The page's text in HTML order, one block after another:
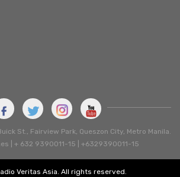
St., Fairview Park, Queszon City, Metro Manila.
| + 632 9390011-15 | +6329390011-15
Veritas Asia. All rights reserved.